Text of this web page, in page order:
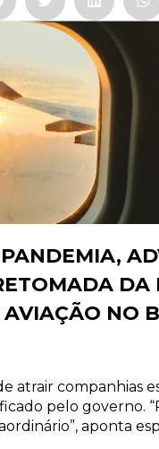
DA
AVIAÇÃO NO
atrair companhias
pelo governo.
aponta